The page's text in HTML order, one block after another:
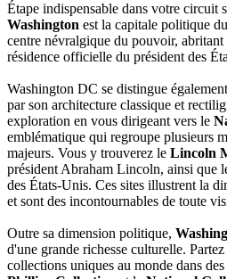
Étape indispensable dans votre circuit
Washington est la capitale politique
centre névralgique du pouvoir, abritant
résidence officielle du président des
Washington DC se distingue
par son architecture classique et
exploration en vous dirigeant vers le
emblématique qui regroupe plusieurs
majeurs. Vous y trouverez le Lincoln
président Abraham Lincoln, ainsi que
des États-Unis. Ces sites illustrent la
et sont des incontournables de toute
Outre sa dimension politique,
d'une grande richesse culturelle.
collections uniques au monde dans